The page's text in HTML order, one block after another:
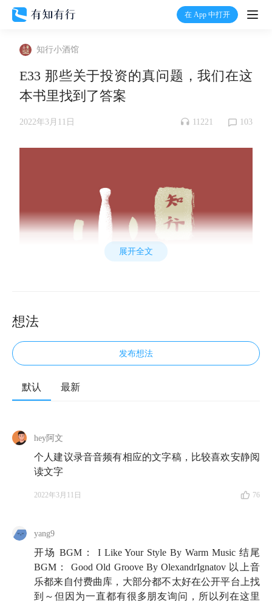
在 App 中打开
打
加入我们
知行小酒馆
E33 那些关于投资的真问题，我们在这
本书里找到了答案
2022年3月11日 11221 103
📈 欢迎来到知行小酒馆，我们关注投资，更关注怎样
今天陪大家度过这个美好的周五晚的是一知羊和雨白。
市场这一整周的起起伏伏，让好多投资者都不淡定了。
不过，越是动荡的时期，越是检视自己投资体系、洞察
投资中的真知灼见的好机会。而《金钱心理学》是一本
这本书出版不到两年，但已经被翻译成了 40 多种语
言，售出了上百万册，我们在《投资第一课》中也曾引
用过书中的案例。它的核心观点非常简单，用一句话就
能概括：投资成不成功跟智商没关系，关键在于你的情
展开全文
想法
发布想法
默认 最新
hey阿文
个人建议录音音频有相应的文字稿，比较喜欢安静阅
读文字
2022年3月11日 76
yang9
开场 BGM： I Like Your Style By Warm Music 结尾
BGM： Good Old Groove By OlexandrIgnatov 以上音
乐都来自付费曲库，大部分都不太好在公开平台上找
到～但因为一直都有很多朋友询问，所以列在这里